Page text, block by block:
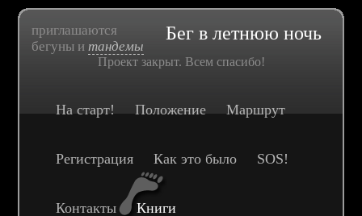
приглашаются
бегуны итандемы
Бег в летнюю ночь
Проект закрыт. Всем спасибо!
На старт! Положение Маршрут
Регистрация Как это было SOS!
Контакты Книги